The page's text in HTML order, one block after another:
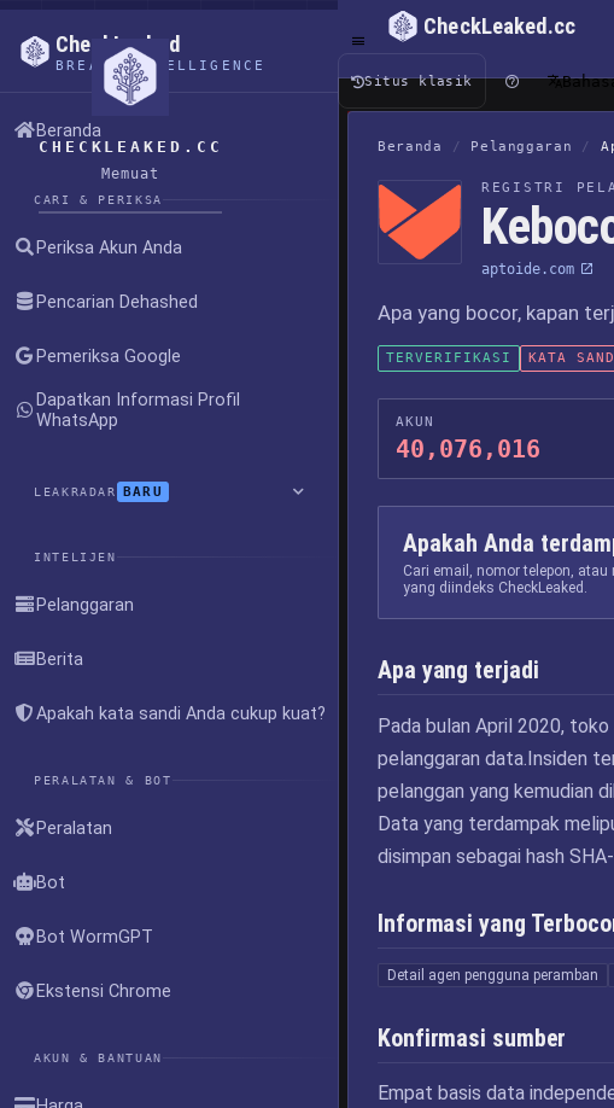
CHECKLEAKED.CC
Memuat
CheckLeaked
BREACH INTELLIGENCE
Beranda
CARI & PERIKSA
Periksa Akun Anda
Pencarian Dehashed
Pemeriksa Google
Dapatkan Informasi Profil
WhatsApp
LEAKRADAR BARU
INTELIJEN
Pelanggaran
Berita
Apakah kata sandi Anda cukup kuat?
PERALATAN & BOT
Peralatan
Bot
Bot WormGPT
Ekstensi Chrome
AKUN & BANTUAN
CheckLeaked.cc
Situs klasik
Beranda / Pelanggaran /
REGISTRI
aptoide.com
Apa yang bocor, kapan
TERVERIFIKASI KATA
AKUN
40,076,016
Apakah Anda
Cari email, nomor telepon,
yang diindeks CheckLeaked.
Apa yang terjadi
Pada bulan April 2020,
pelanggaran data.Insiden
pelanggan yang kemudian
Data yang terdampak
disimpan sebagai hash
Informasi yang
Detail agen pengguna peramban
Konfirmasi sumber
Empat basis data